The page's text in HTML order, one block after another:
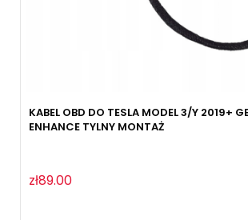
KABEL OBD DO TESLA MODEL 3/Y 2019+
ENHANCE TYLNY MONTAŻ
zł89.00